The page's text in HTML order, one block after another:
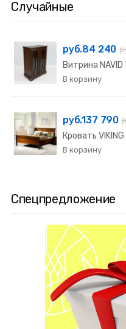
Случайные
руб.84 240
Витрина
руб.137 790
Кровать
Спецпредложение